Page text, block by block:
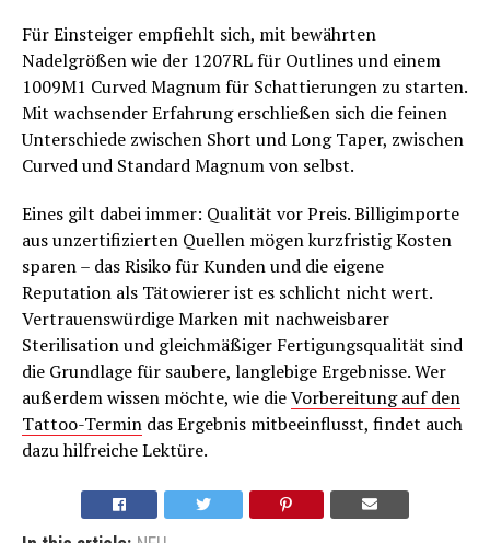
Für Einsteiger empfiehlt sich, mit bewährten
Nadelgrößen wie der 1207RL für Outlines und einem
1009M1 Curved Magnum für Schattierungen zu starten.
Mit wachsender Erfahrung erschließen sich die feinen
Unterschiede zwischen Short und Long Taper, zwischen
Curved und Standard Magnum von selbst.
Eines gilt dabei immer: Qualität vor Preis. Billigimporte
aus unzertifizierten Quellen mögen kurzfristig Kosten
sparen – das Risiko für Kunden und die eigene
Reputation als Tätowierer ist es schlicht nicht wert.
Vertrauenswürdige Marken mit nachweisbarer
Sterilisation und gleichmäßiger Fertigungsqualität sind
die Grundlage für saubere, langlebige Ergebnisse. Wer
außerdem wissen möchte, wie dieVorbereitung auf den
Tattoo-Termin das Ergebnis mitbeeinflusst, findet auch
dazu hilfreiche Lektüre.